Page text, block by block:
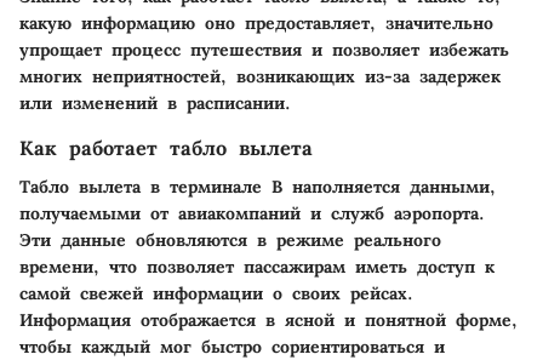
какую информацию оно предоставляет, значительно
упрощает процесс путешествия и позволяет избежать
многих неприятностей, возникающих из-за задержек
или изменений в расписании.
Как работает табло вылета
Табло вылета в терминале B наполняется данными,
получаемыми от авиакомпаний и служб аэропорта.
Эти данные обновляются в режиме реального
времени, что позволяет пассажирам иметь доступ к
самой свежей информации о своих рейсах.
Информация отображается в ясной и понятной форме,
чтобы каждый мог быстро сориентироваться и